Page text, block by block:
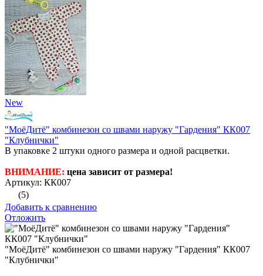
New
"МоёДитё" комбинезон со швами наружу "Гардения" КК007
"Клубнички"
В упаковке 2 штуки одного размера и одной расцветки.
ВНИМАНИЕ: цена зависит от размера!
Артикул: КК007
(5)
Добавить к сравнению
Отложить
"МоёДитё" комбинезон со швами наружу "Гардения" КК007
"Клубнички"